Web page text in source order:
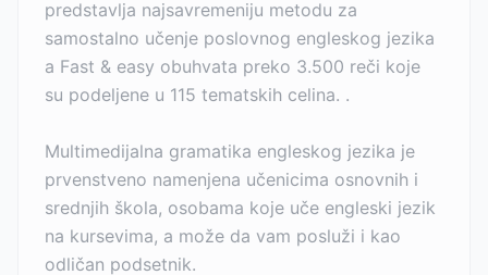
predstavlja najsavremeniju metodu za
samostalno učenje poslovnog engleskog jezika
a Fast & easy obuhvata preko 3.500 reči koje
su podeljene u 115 tematskih celina. .
Multimedijalna gramatika engleskog jezika je
prvenstveno namenjena učenicima osnovnih i
srednjih škola, osobama koje uče engleski jezik
na kursevima, a može da vam posluži i kao
odličan podsetnik.